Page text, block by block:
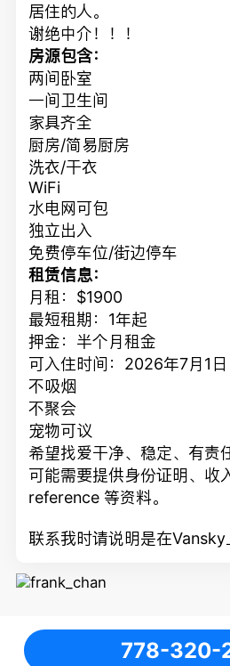
居住的人。
谢绝中介！！！
房源包含：
两间卧室
一间卫生间
家具齐全
厨房/简易厨房
洗衣/干衣
WiFi
水电网可包
独立出入
免费停车位/街边停车
租赁信息：
月租：$1900
最短租期：1年起
押金：半个月租金
可入住时间：2026年7月1日
不吸烟
不聚会
宠物可议
希望找爱干净、稳定、有责
可能需要提供身份证明、收
reference 等资料。
联系我时请说明是在Vansky
778-320-